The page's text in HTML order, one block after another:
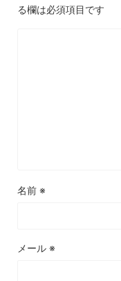
る欄は必須項目です
名前 ※
メール ※